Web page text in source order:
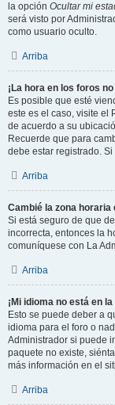
la opción Ocultar mi
será visto por
como usuario oculto.
Arriba
¡La hora en los foros
Es posible que esté
este es el caso, visite el
de acuerdo a su
Recuerde que para
debe estar registrado.
Arriba
Cambié la zona horaria
Si está seguro de que
incorrecta, entonces la
comuníquese con La
Arriba
¡Mi idioma no está en
Esto se puede deber a
idioma para el foro o
Administrador si puede
paquete no existe,
más información en el
Arriba